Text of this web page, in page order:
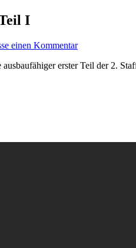
I
einen Kommentar
erster Teil der 2.